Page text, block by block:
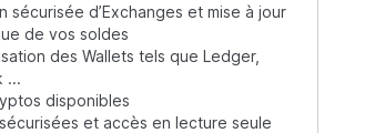
sécurisée d’Exchanges et mise à jour
de vos soldes
des Wallets tels que Ledger,
...
disponibles
et accès en lecture seule